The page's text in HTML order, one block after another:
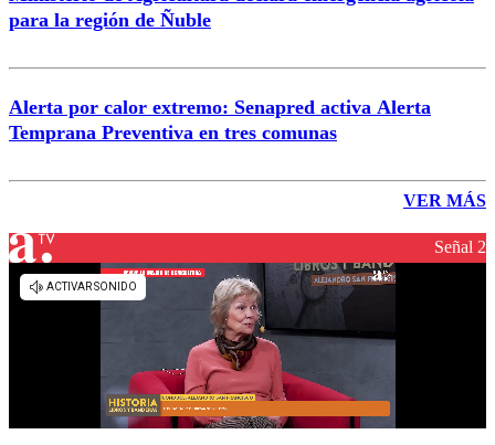
para la región de Ñuble
Alerta por calor extremo: Senapred activa Alerta
Temprana Preventiva en tres comunas
VER MÁS
Señal 2